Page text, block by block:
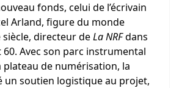
fonds, celui de l’écrivain
Arland, figure du monde
siècle, directeur deLa NRFdans
60. Avec son parc instrumental
plateau de numérisation, la
un soutien logistique au projet,